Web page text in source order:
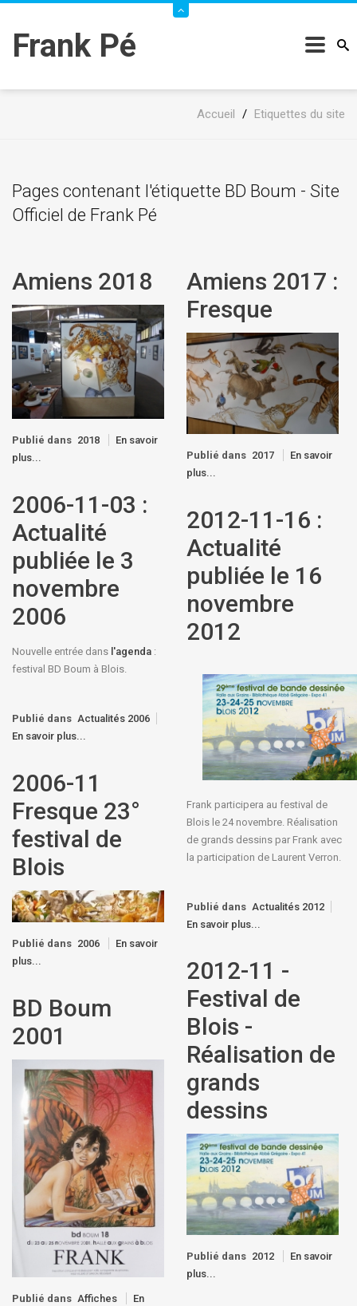
Frank Pé
Accueil / Etiquettes du site
Pages contenant l'étiquette BD Boum - Site
Officiel de Frank Pé
Amiens 2018
Publié dans 2018
En savoir
plus...
Amiens 2017 :
Fresque
Publié dans 2017
En savoir
plus...
2006-11-03 :
Actualité
publiée le 3
novembre
2006
Nouvelle entrée dans l'agenda :
festival BD Boum à Blois.
Publié dans Actualités 2006
En savoir plus...
2012-11-16 :
Actualité
publiée le 16
novembre
2012
Frank participera au festival de
Blois le 24 novembre. Réalisation
de grands dessins par Frank avec
la participation de Laurent Verron.
Publié dans Actualités 2012
En savoir plus...
2006-11
Fresque 23°
festival de
Blois
Publié dans 2006
En savoir
plus...
2012-11 -
Festival de
Blois -
Réalisation de
grands
dessins
Publié dans 2012
En savoir
plus...
BD Boum
2001
Publié dans Affiches
En